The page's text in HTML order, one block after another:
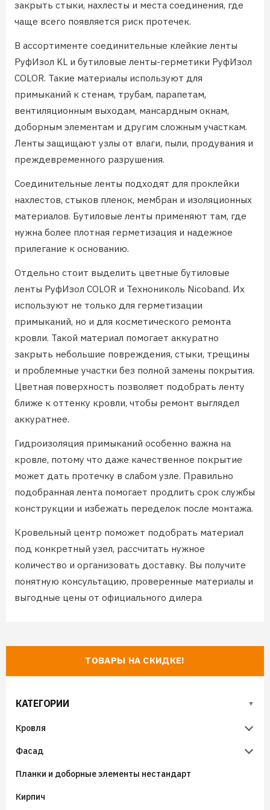
ТОВАРЫ НА СКИДКЕ!
КАТЕГОРИИ
Кровля
Металлочерепица
Металлочерепица Супермонтеррей
Металлочерепица Панорама
Гибкая черепица
Гибкая черепица (мягкая кровля) SHINGLAS
Фальцевая кровля
Фасад
Металлический сайдинг
Виниловый сайдинг
Планки и доборные элементы нестандарт
Кирпич
закрыть стыки, нахлесты и места соединения, где
чаще всего появляется риск протечек.
В ассортименте соединительные клейкие ленты
РуфИзол KL и бутиловые ленты-герметики РуфИзол
COLOR. Такие материалы используют для
примыканий к стенам, трубам, парапетам,
вентиляционным выходам, мансардным окнам,
доборным элементам и другим сложным участкам.
Ленты защищают узлы от влаги, пыли, продувания и
преждевременного разрушения.
Соединительные ленты подходят для проклейки
нахлестов, стыков пленок, мембран и изоляционных
материалов. Бутиловые ленты применяют там, где
нужна более плотная герметизация и надежное
прилегание к основанию.
Отдельно стоит выделить цветные бутиловые
ленты РуфИзол COLOR и Технониколь Nicoband. Их
используют не только для герметизации
примыканий, но и для косметического ремонта
кровли. Такой материал помогает аккуратно
закрыть небольшие повреждения, стыки, трещины
и проблемные участки без полной замены покрытия.
Цветная поверхность позволяет подобрать ленту
ближе к оттенку кровли, чтобы ремонт выглядел
аккуратнее.
Гидроизоляция примыканий особенно важна на
кровле, потому что даже качественное покрытие
может дать протечку в слабом узле. Правильно
подобранная лента помогает продлить срок службы
конструкции и избежать переделок после монтажа.
Кровельный центр поможет подобрать материал
под конкретный узел, рассчитать нужное
количество и организовать доставку. Вы получите
понятную консультацию, проверенные материалы и
выгодные цены от официального дилера